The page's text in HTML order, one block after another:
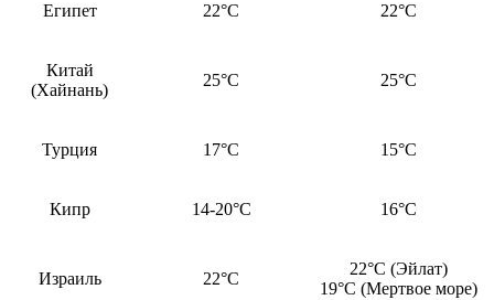
Египет 22°C 22°C
Китай
(Хайнань)
25°C 25°C
Турция 17°C 15°C
Кипр 14-20°C 16°C
Израиль 22°C
22°C (Эйлат)
19°C (Мертвое море)